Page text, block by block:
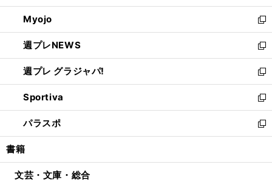
開
く
ウ
で
開
く
ン
ド
ウ
で
開
く
ウ
ィ
ン
ド
ウ
で
開
く
Myojo
新
し
い
ウ
ィ
ン
ド
ウ
で
開
週プレNEWS
新
し
い
ウ
ィ
ン
ド
ウ
開
週プレ グラジャパ!
新
し
い
ウ
ィ
ン
ウ
Sportiva
新
し
い
ウ
ン
パラスポ
新
し
ウ
書籍
文芸・文庫・総合